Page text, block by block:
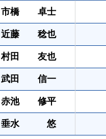
市橋 卓士
近藤 稔也
村田 友也
武田 信一
赤池 修平
垂水 悠